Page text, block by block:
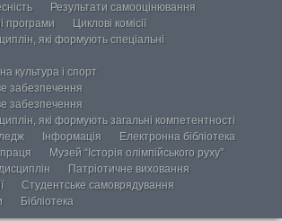
Результати самооцінювання
програми
Циклові комісії
які формують спеціальні
культура і спорт
забезпечення
забезпечення
які формують загальні компетентності
Інформація
Електронна бібліотека
Музей “Історія олімпійського руху”
Патріотичне виховання
Студентське самоврядування
Бібліотека